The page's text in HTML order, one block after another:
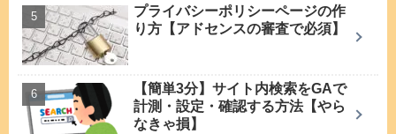
プライバシーポリシーページの作
り方【アドセンスの審査で必須】
【簡単3分】サイト内検索をGAで
計測・設定・確認する方法【やら
なきゃ損】